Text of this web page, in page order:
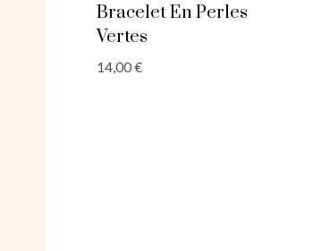
Bracelet En Perles
Vertes
14,00€